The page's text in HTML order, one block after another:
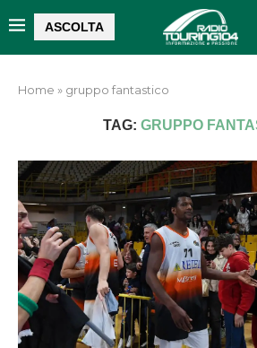
ASCOLTA
Home » gruppo fantastico
TAG: GRUPPO